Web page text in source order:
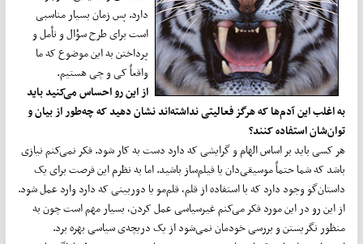
دارد. پس زمان بسیار مناسبی
است برای طرح سؤال و تأمل و
پرداختن به این موضوع که ما
واقعاً کی و چی هستیم.
از این رو احساس می‌کنید باید
به اغلب این آدم‌ها که هرگز فعالیتی نداشته‌اند نشان دهید که چه‌طور از بیان و
توان‌شان استفاده کنند؟
هر کسی باید بر اساس الهام و گرایشی که دارد دست به کار شود. فکر نمی‌کنم نیازی
باشد که شما حتماً موسیقی‌دان یا فیلم‌ساز باشید. اما به نظرم این فرصت برای یک
داستان‌گو وجود دارد که با استفاده از قلم، قلم‌مو یا دوربینی که دارد وارد عمل شود.
از این رو در این مورد فکر می‌کنم غیرسیاسی عمل کردن، بسیار مهم است چون به
منظور نگریستن و بررسی خودمان نمی‌شود از یک دریچه‌ی سیاسی بهره برد.